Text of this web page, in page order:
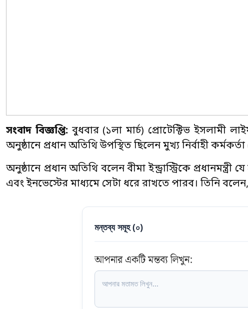
সংবাদ বিজ্ঞপ্তি:বুধবার (১লা মার্চ) প্রোটেক্টিভ ইসলামী
অনুষ্ঠানে প্রধান অতিথি উপস্থিত ছিলেন মুখ্য নির্বাহী
অনুষ্ঠানে প্রধান অতিথি বলেন বীমা ইন্ড্রাস্ট্রিকে
এবং ইনভেস্টের মাধ্যমে সেটা ধরে রাখতে পারব। তিনি
মন্তব্য সমূহ (০)
আপনার একটি মন্তব্য লিখুন: